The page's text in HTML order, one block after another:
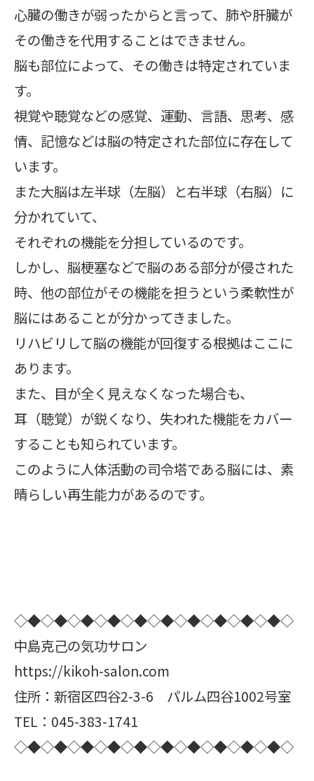
心臓の働きが弱ったからと言って、肺や肝臓が
その働きを代用することはできません。
脳も部位によって、その働きは特定されていま
す。
視覚や聴覚などの感覚、運動、言語、思考、感
情、記憶などは脳の特定された部位に存在して
います。
また大脳は左半球（左脳）と右半球（右脳）に
分かれていて、
それぞれの機能を分担しているのです。
しかし、脳梗塞などで脳のある部分が侵された
時、他の部位がその機能を担うという柔軟性が
脳にはあることが分かってきました。
リハビリして脳の機能が回復する根拠はここに
あります。
また、目が全く見えなくなった場合も、
耳（聴覚）が鋭くなり、失われた機能をカバー
することも知られています。
このように人体活動の司令塔である脳には、素
晴らしい再生能力があるのです。
◇◆◇◆◇◆◇◆◇◆◇◆◇◆◇◆◇◆◇◆◇
中島克己の気功サロン
https://kikoh-salon.com
住所：新宿区四谷2-3-6 パルム四谷1002号室
TEL：045-383-1741
◇◆◇◆◇◆◇◆◇◆◇◆◇◆◇◆◇◆◇◆◇